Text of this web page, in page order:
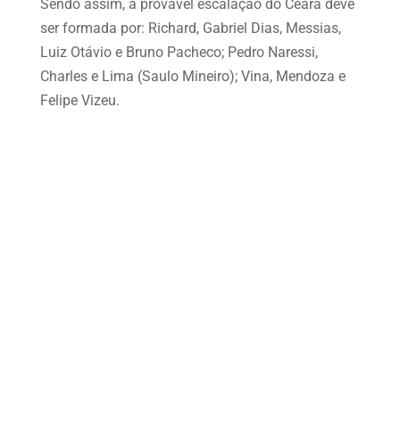
Sendo assim, a provável escalação do Ceará deve
ser formada por: Richard, Gabriel Dias, Messias,
Luiz Otávio e Bruno Pacheco; Pedro Naressi,
Charles e Lima (Saulo Mineiro); Vina, Mendoza e
Felipe Vizeu.